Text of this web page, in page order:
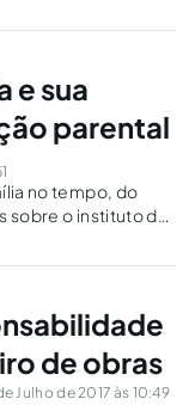
e sua
parental
no tempo, do
sobre o instituto da
de obras
Julho de 2017 às 10:49